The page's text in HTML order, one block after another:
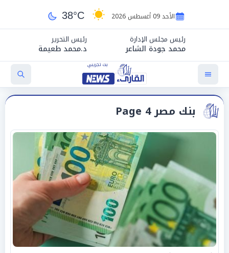
الأحد 09 أغسطس 2026 38°C
رئيس مجلس الإدارة
محمد جودة الشاعر
رئيس التحرير
د.محمد طعيمة
بنك مصر Page 4